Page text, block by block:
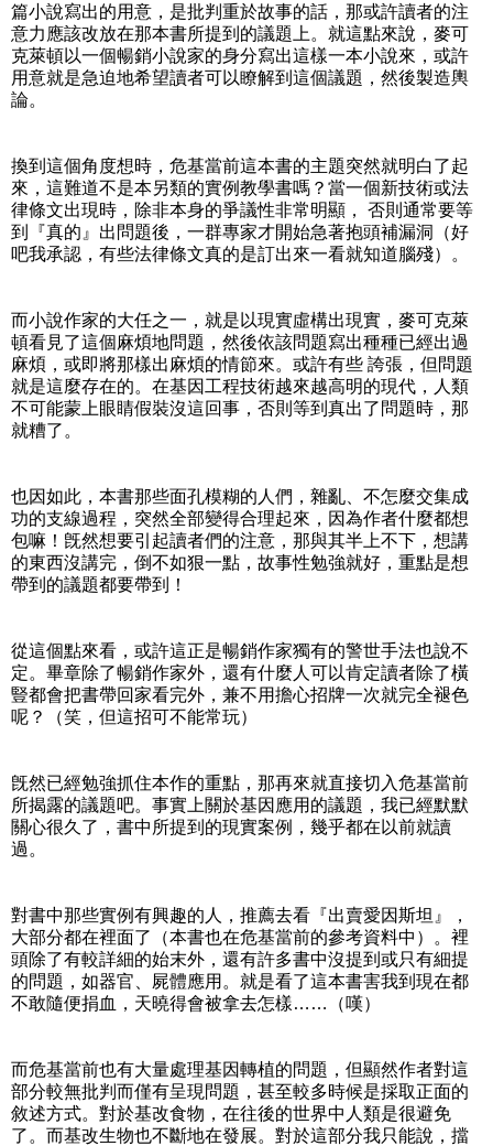
篇小說寫出的用意，是批判重於故事的話，那或許讀者的注
意力應該改放在那本書所提到的議題上。就這點來說，麥可
克萊頓以一個暢銷小說家的身分寫出這樣一本小說來，或許
用意就是急迫地希望讀者可以瞭解到這個議題，然後製造輿
論。
換到這個角度想時，危基當前這本書的主題突然就明白了起
來，這難道不是本另類的實例教學書嗎？當一個新技術或法
律條文出現時，除非本身的爭議性非常明顯， 否則通常要等
到『真的』出問題後，一群專家才開始急著抱頭補漏洞（好
吧我承認，有些法律條文真的是訂出來一看就知道腦殘）。
而小說作家的大任之一，就是以現實虛構出現實，麥可克萊
頓看見了這個麻煩地問題，然後依該問題寫出種種已經出過
麻煩，或即將那樣出麻煩的情節來。或許有些 誇張，但問題
就是這麼存在的。在基因工程技術越來越高明的現代，人類
不可能蒙上眼睛假裝沒這回事，否則等到真出了問題時，那
就糟了。
也因如此，本書那些面孔模糊的人們，雜亂、不怎麼交集成
功的支線過程，突然全部變得合理起來，因為作者什麼都想
包嘛！旣然想要引起讀者們的注意，那與其半上不下，想講
的東西沒講完，倒不如狠一點，故事性勉強就好，重點是想
帶到的議題都要帶到！
從這個點來看，或許這正是暢銷作家獨有的警世手法也說不
定。畢章除了暢銷作家外，還有什麼人可以肯定讀者除了橫
豎都會把書帶回家看完外，兼不用擔心招牌一次就完全褪色
呢？（笑，但這招可不能常玩）
旣然已經勉強抓住本作的重點，那再來就直接切入危基當前
所揭露的議題吧。事實上關於基因應用的議題，我已經默默
關心很久了，書中所提到的現實案例，幾乎都在以前就讀
過。
對書中那些實例有興趣的人，推薦去看『出賣愛因斯坦』，
大部分都在裡面了（本書也在危基當前的參考資料中）。裡
頭除了有較詳細的始末外，還有許多書中沒提到或只有細提
的問題，如器官、屍體應用。就是看了這本書害我到現在都
不敢隨便捐血，天曉得會被拿去怎樣……（嘆）
而危基當前也有大量處理基因轉植的問題，但顯然作者對這
部分較無批判而僅有呈現問題，甚至較多時候是採取正面的
敘述方式。對於基改食物，在往後的世界中人類是很避免
了。而基改生物也不斷地在發展。對於這部分我只能說，擋